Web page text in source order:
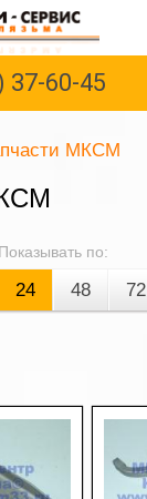
37-60-45
МКСМ
Показывать по:
24 48 72